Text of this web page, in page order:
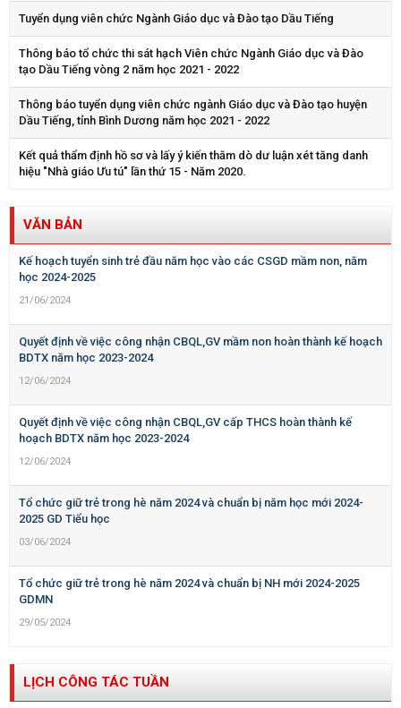
Tuyển dụng viên chức Ngành Giáo dục và Đào tạo Dầu Tiếng
Thông báo tổ chức thi sát hạch Viên chức Ngành Giáo dục và Đào
tạo Dầu Tiếng vòng 2 năm học 2021 - 2022
Thông báo tuyển dụng viên chức ngành Giáo dục và Đào tạo huyện
Dầu Tiếng, tỉnh Bình Dương năm học 2021 - 2022
Kết quả thẩm định hồ sơ và lấy ý kiến thăm dò dư luận xét tăng danh
hiệu "Nhà giáo Ưu tú" lần thứ 15 - Năm 2020.
VĂN BẢN
Kế hoạch tuyển sinh trẻ đầu năm học vào các CSGD mầm non, năm
học 2024-2025
21/06/2024
Quyết định về việc công nhận CBQL,GV mầm non hoàn thành kế hoạch
BDTX năm học 2023-2024
12/06/2024
Quyết định về việc công nhận CBQL,GV cấp THCS hoàn thành kế
hoạch BDTX năm học 2023-2024
12/06/2024
Tổ chức giữ trẻ trong hè năm 2024 và chuẩn bị năm học mới 2024-
2025 GD Tiểu học
03/06/2024
Tổ chức giữ trẻ trong hè năm 2024 và chuẩn bị NH mới 2024-2025
GDMN
29/05/2024
LỊCH CÔNG TÁC TUẦN